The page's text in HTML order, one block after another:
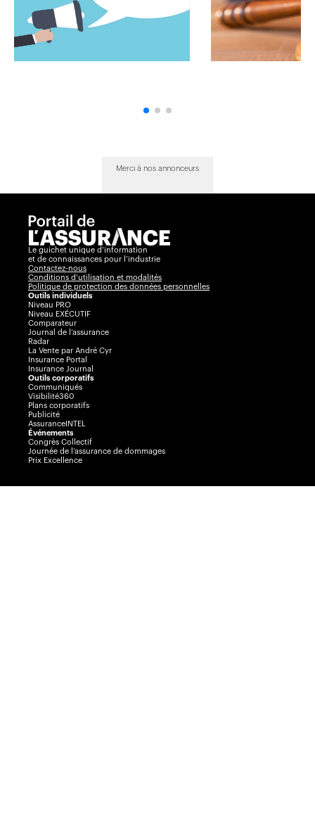
Merci à nos annonceurs
Le guichet unique d’information
et de connaissances pour l’industrie
Contactez-nous
Conditions d’utilisation et modalités
Politique de protection des données personnelles
Outils individuels
Niveau PRO
Niveau EXÉCUTIF
Comparateur
Journal de l’assurance
Radar
La Vente par André Cyr
Insurance Portal
Insurance Journal
Outils corporatifs
Communiqués
Visibilité360
Plans corporatifs
Publicité
AssuranceINTEL
Événements
Congrès Collectif
Journée de l’assurance de dommages
Prix Excellence